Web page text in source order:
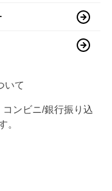
いて
ンビニ/銀行振り込
。